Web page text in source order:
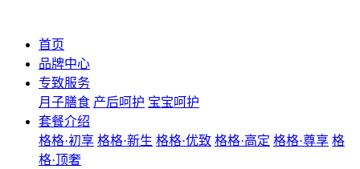
首页
品牌中心
专致服务
月子膳食 产后呵护 宝宝呵护
套餐介绍
格格·初享 格格·新生 格格·优致 格格·高定 格格·尊享 格
格·顶奢